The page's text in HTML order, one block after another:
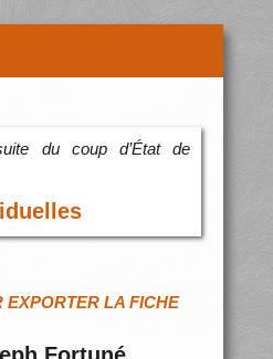
du coup d’État de
EXPORTER LA FICHE